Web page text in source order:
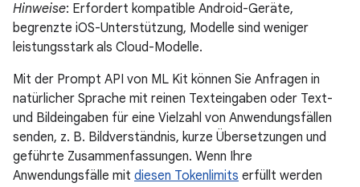
Hinweise: Erfordert kompatible Android-Geräte,
begrenzte iOS-Unterstützung, Modelle sind weniger
leistungsstark als Cloud-Modelle.
Mit der Prompt API von ML Kit können Sie Anfragen in
natürlicher Sprache mit reinen Texteingaben oder Text-
und Bildeingaben für eine Vielzahl von Anwendungsfällen
senden, z. B. Bildverständnis, kurze Übersetzungen und
geführte Zusammenfassungen. Wenn Ihre
Anwendungsfälle mit diesen Tokenlimits erfüllt werden